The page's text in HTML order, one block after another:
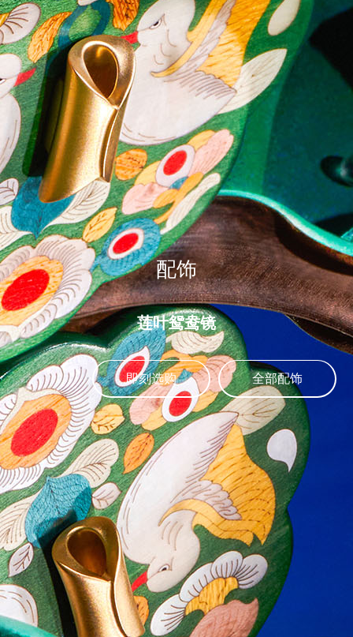
配饰
莲叶鸳鸯镜
即刻选购 全部配饰